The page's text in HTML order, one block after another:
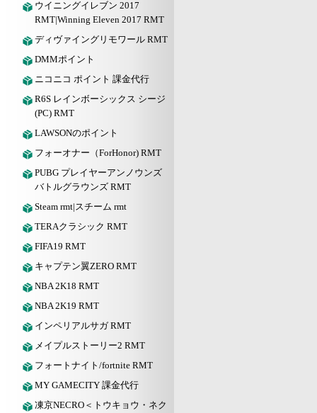
ウイニングイレブン 2017
RMT|Winning Eleven 2017 RMT
ディヴァイングリモワール RMT
DMMポイント
ニコニコ ポイント 課金代行
R6S レインボーシックス シージ
(PC) RMT
LAWSONのポイント
フォーオナー（ForHonor) RMT
PUBG プレイヤーアンノウンズ
バトルグラウンズ RMT
Steam rmt|スチーム rmt
TERAクラシック RMT
FIFA19 RMT
キャプテン翼ZERO RMT
NBA 2K18 RMT
NBA 2K19 RMT
インペリアルサガ RMT
メイプルストーリー2 RMT
フォートナイト/fortnite RMT
MY GAMECITY 課金代行
凍京NECRO＜トウキョウ・ネク